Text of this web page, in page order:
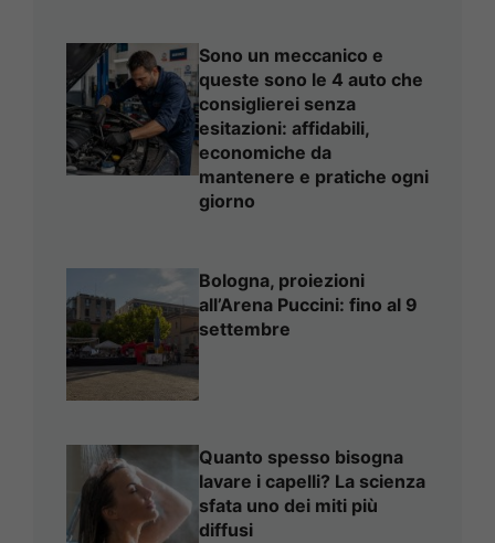
Sono un meccanico e
queste sono le 4 auto che
consiglierei senza
esitazioni: affidabili,
economiche da
mantenere e pratiche ogni
giorno
Bologna, proiezioni
all’Arena Puccini: fino al 9
settembre
Quanto spesso bisogna
lavare i capelli? La scienza
sfata uno dei miti più
diffusi